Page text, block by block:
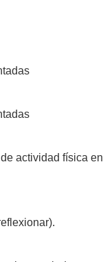
actividad física en